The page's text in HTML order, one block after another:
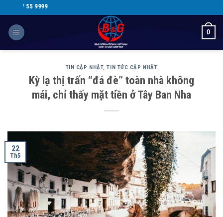
to
content
0
TIN CẬP NHẬT,TIN TỨC CẬP NHẬT
Kỳ lạ thị trấn “đá đè” toàn nhà không
mái, chỉ thấy mặt tiền ở Tây Ban Nha
22
Th5